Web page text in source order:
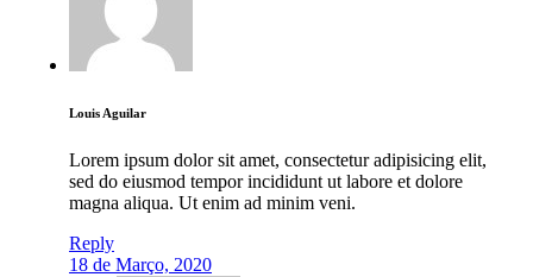
Louis Aguilar
Lorem ipsum dolor sit amet, consectetur adipisicing elit,
sed do eiusmod tempor incididunt ut labore et dolore
magna aliqua. Ut enim ad minim veni.
Reply
18 de Março, 2020